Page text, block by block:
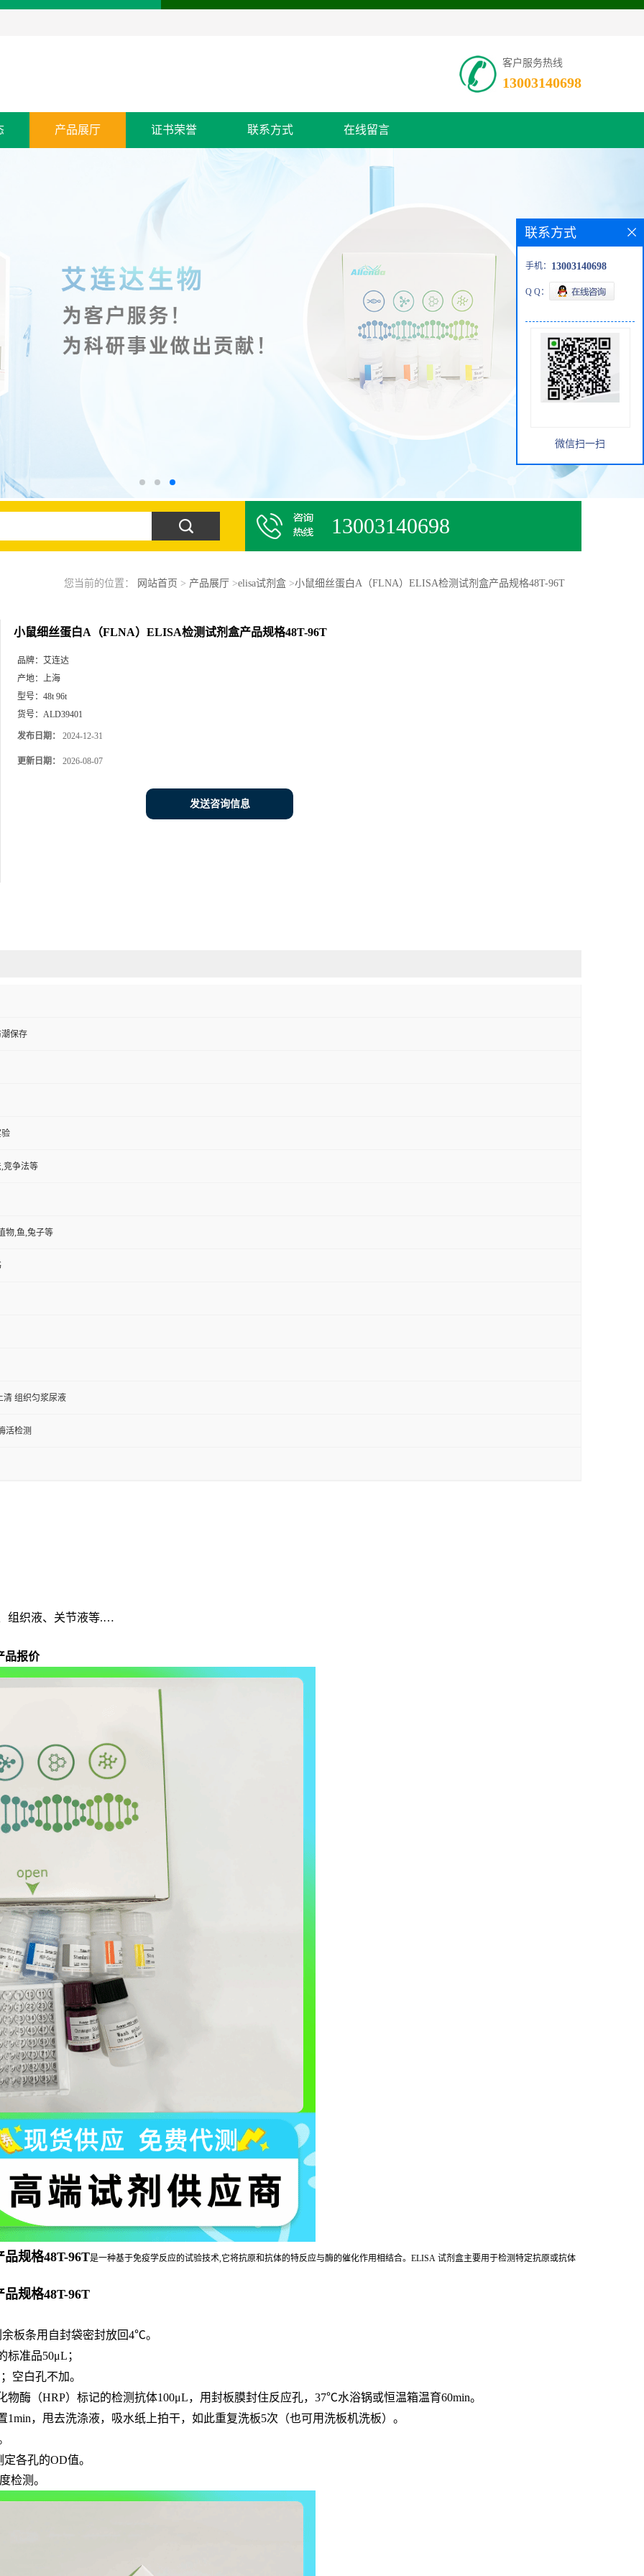
客户服务热线
13003140698
产品展厅 证书荣誉 联系方式 在线留言
13003140698
您当前的位置： 网站首页 > 产品展厅 >elisa试剂盒>小鼠细丝蛋白A（FLNA）ELISA检测试剂盒产品规格48T-96T
小鼠细丝蛋白A（FLNA）ELISA检测试剂盒产品规格48T-96T
品牌： 艾连达
产地： 上海
型号： 48t 96t
货号： ALD39401
发布日期： 2024-12-31
更新日期： 2026-08-07
发送咨询信息
保存
竞争法等
物,鱼,兔子等
清 组织匀浆尿液
活检测
组织液、关节液等.…
品报价
规格48T-96T是一种基于免疫学反应的试验技术,它将抗原和抗体的特反应与酶的催化作用相结合。ELISA 试剂盒主要用于检测特定抗原或抗体
规格48T-96T
板条用自封袋密封放回4℃。
标准品50μL；
空白孔不加。
物酶（HRP）标记的检测抗体100μL，用封板膜封住反应孔，37℃水浴锅或恒温箱温育60min。
1min，甩去洗涤液，吸水纸上拍干，如此重复洗板5次（也可用洗板机洗板）。
各孔的OD值。
检测。
联系方式
手机： 13003140698
Q Q：
微信扫一扫